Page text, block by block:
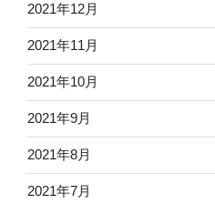
2021年12月
2021年11月
2021年10月
2021年9月
2021年8月
2021年7月